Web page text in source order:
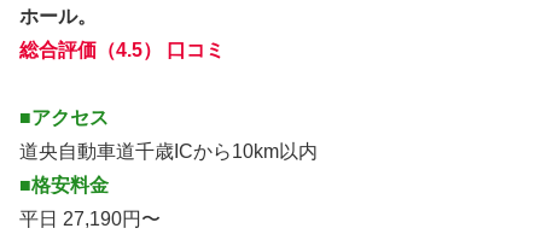
ホール。
総合評価（4.5） 口コミ
■アクセス
道央自動車道千歳ICから10km以内
■格安料金
平日 27,190円〜